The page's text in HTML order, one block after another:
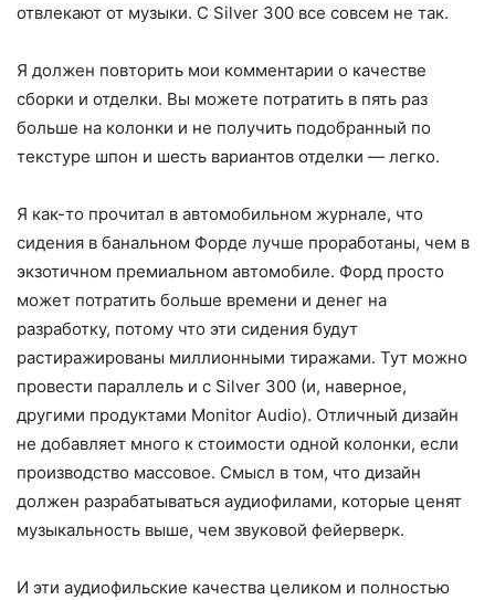
отвлекают от музыки. С Silver 300 все совсем не так.
Я должен повторить мои комментарии о качестве
сборки и отделки. Вы можете потратить в пять раз
больше на колонки и не получить подобранный по
текстуре шпон и шесть вариантов отделки — легко.
Я как-то прочитал в автомобильном журнале, что
сидения в банальном Форде лучше проработаны, чем в
экзотичном премиальном автомобиле. Форд просто
может потратить больше времени и денег на
разработку, потому что эти сидения будут
растиражированы миллионными тиражами. Тут можно
провести параллель и с Silver 300 (и, наверное,
другими продуктами Monitor Audio). Отличный дизайн
не добавляет много к стоимости одной колонки, если
производство массовое. Смысл в том, что дизайн
должен разрабатываться аудиофилами, которые ценят
музыкальность выше, чем звуковой фейерверк.
И эти аудиофильские качества целиком и полностью